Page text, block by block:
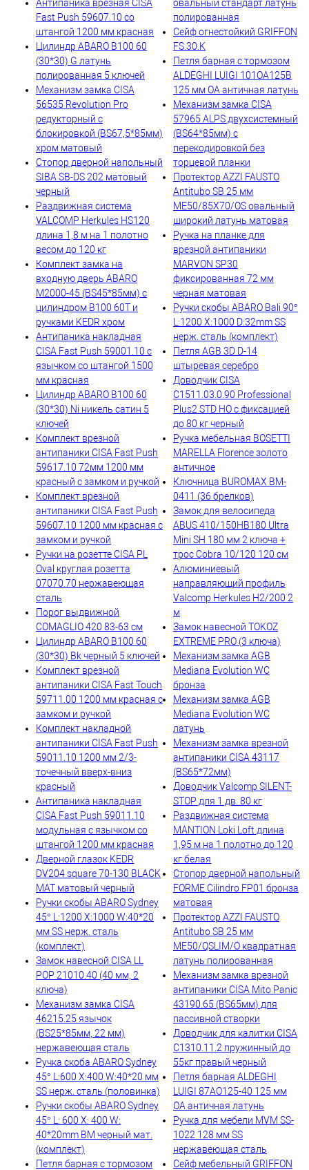
Антипаника врезная CISA
Fast Push 59607.10 со
штангой 1200 мм красная
Цилиндр ABARO B100 60
(30*30) G латунь
полированная 5 ключей
Механизм замка CISA
56535 Revolution Pro
редукторный с
блокировкой (BS67,5*85мм)
хром матовый
Стопор дверной напольный
SIBA SB-DS 202 матовый
черный
Раздвижная система
VALCOMP Herkules HS120
длина 1,8 м на 1 полотно
весом до 120 кг
Комплект замка на
входную дверь ABARO
M2000-45 (BS45*85мм) с
цилиндром B100 60T и
ручками KEDR хром
Антипаника накладная
CISA Fast Push 59001.10 с
язычком со штангой 1500
мм красная
Цилиндр ABARO B100 60
(30*30) Ni никель сатин 5
ключей
Комплект врезной
антипаники CISA Fast Push
59617.10 72мм 1200 мм
красный с замком и ручкой
Комплект врезной
антипаники CISA Fast Push
59607.10 1200 мм красная с
замком и ручкой
Ручки на розетте CISA PL
Oval круглая розетта
07070.70 нержавеющая
сталь
Порог выдвижной
COMAGLIO 420 83-63 см
Цилиндр ABARO B100 60
(30*30) Bk черный 5 ключей
Комплект врезной
антипаники CISA Fast Touch
59711.00 1200 мм красная с
замком и ручкой
Комплект накладной
антипаники CISA Fast Push
59011.10 1200 мм 2/3-
точечный вверх-вниз
красный
Антипаника накладная
CISA Fast Push 59011.10
модульная с язычком со
штангой 1200 мм красная
Дверной глазок KEDR
DV204 square 70-130 BLACK
MAT матовый черный
Ручки скобы ABARO Sydney
45° L:1200 X:1000 W:40*20
мм SS нерж. сталь
(комплект)
Замок навесной CISA LL
POP 21010.40 (40 мм, 2
ключа)
Механизм замка CISA
46215.25 язычок
(BS25*85мм, 22 мм)
нержавеющая сталь
Ручка скоба ABARO Sydney
45° L:600 X:400 W:40*20 мм
SS нерж. сталь (половинка)
Ручки скобы ABARO Sydney
45° L: 600 X: 400 W:
40*20mm BM черный мат.
(комплект)
Петля барная с тормозом
овальный стандарт латунь
полированная
Сейф огнестойкий GRIFFON
FS.30.K
Петля барная с тормозом
ALDEGHI LUIGI 101OA125B
125 мм OA античная латунь
Механизм замка CISA
57965 ALPS двухсистемный
(BS64*85мм) с
перекодировкой без
торцевой планки
Протектор AZZI FAUSTO
Antitubo SB 25 мм
ME50/85X70/OS овальный
широкий латунь матовая
Ручка на планке для
врезной антипаники
MARVON SP30
фиксированная 72 мм
черная матовая
Ручки скобы ABARO Bali 90°
L:1200 X:1000 D:32mm SS
нерж. сталь (комплект)
Петля AGB 3D D-14
штыревая серебро
Доводчик CISA
C1511.03.0.90 Professional
Plus2 STD HO с фиксацией
до 80 кг черный
Ручка мебельная BOSETTI
MARELLA Florence золото
античное
Ключница BUROMAX BM-
0411 (36 брелков)
Замок для велосипеда
ABUS 410/150HB180 Ultra
Mini SH 180 мм 2 ключа +
трос Cobra 10/120 120 см
Алюминиевый
направляющий профиль
Valcomp Herkules H2/200 2
м
Замок навесной TOKOZ
EXTREME PRO (3 ключа)
Механизм замка AGB
Mediana Evolution WC
бронза
Механизм замка AGB
Mediana Evolution WC
латунь
Механизм замка врезной
антипаники CISA 43117
(BS65*72мм)
Доводчик Valcomp SILENT-
STOP для 1 дв. 80 кг
Раздвижная система
MANTION Loki Loft длина
1,95 м на 1 полотно до 120
кг белая
Стопор дверной напольный
FORME Cilindro FP01 бронза
матовая
Протектор AZZI FAUSTO
Antitubo SB 25 мм
ME50/QSLIM/O квадратная
латунь полированная
Механизм замка врезной
антипаники CISA Mito Panic
43190.65 (BS65мм) для
пассивной створки
Доводчик для калитки CISA
C1310.11.2 пружинный до
55кг правый черный
Петля барная ALDEGHI
LUIGI 87AO125-40 125 мм
ОА античная латунь
Ручка для мебели MVM SS-
1022 128 мм SS
нержавеющая сталь
Сейф мебельный GRIFFON